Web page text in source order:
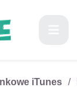
iTunes